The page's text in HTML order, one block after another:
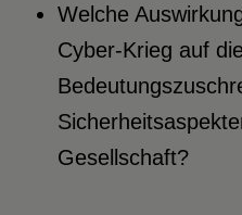
Welche
Cyber-Krieg auf
Gesellschaft?